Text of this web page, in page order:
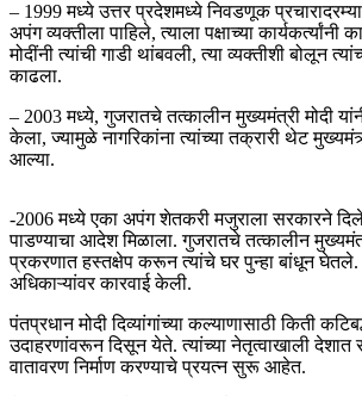
– 1999 मध्ये उत्तर प्रदेशमध्ये निवडणूक
अपंग व्यक्तीला पाहिले, त्याला पक्षाच्या
मोदींनी त्यांची गाडी थांबवली, त्या व्यक्तीशी बोलून
काढला.
– 2003 मध्ये, गुजरातचे तत्कालीन मुख्यमंत्री मोदी
केला, ज्यामुळे नागरिकांना त्यांच्या तक्रारी थेट
आल्या.
-2006 मध्ये एका अपंग शेतकरी मजुराला सरकारने
पाडण्याचा आदेश मिळाला. गुजरातचे तत्कालीन
प्रकरणात हस्तक्षेप करून त्यांचे घर पुन्हा बांधून
अधिकाऱ्यांवर कारवाई केली.
पंतप्रधान मोदी दिव्यांगांच्या कल्याणासाठी किती
उदाहरणांवरून दिसून येते. त्यांच्या नेतृत्वाखाली
वातावरण निर्माण करण्याचे प्रयत्न सुरू आहेत.